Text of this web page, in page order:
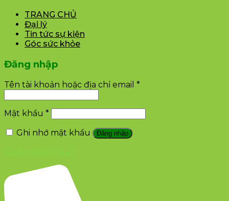
TRANG CHỦ
Đại lý
Tin tức sự kiện
Góc sức khỏe
Đăng nhập
Tên tài khoản hoặc địa chỉ email *
Mật khẩu *
Ghi nhớ mật khẩu
Đăng nhập